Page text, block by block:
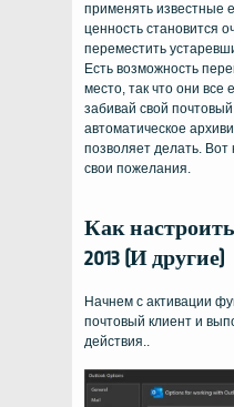
применять известные
ценность становится
переместить
Есть возможность
место, так что они все
забивай свой
автоматическое
позволяет делать. Вот
свои пожелания.
Как
2013 (И другие)
Начнем с активации
почтовый клиент и
действия..